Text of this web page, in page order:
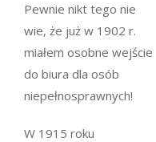
Pewnie nikt tego nie
wie, że już w 1902 r.
miałem osobne wejście
do biura dla osób
niepełnosprawnych!
W 1915 roku